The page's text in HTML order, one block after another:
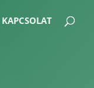
KAPCSOLAT